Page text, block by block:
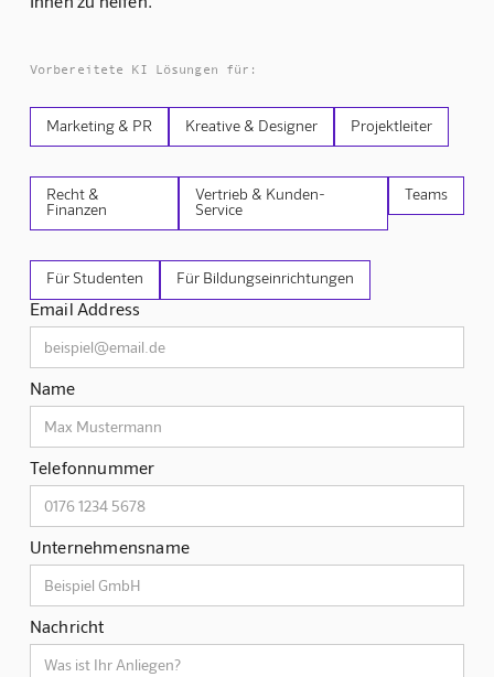
Vorbereitete KI Lösungen für:
Marketing & PR Kreative & Designer Projektleiter
Recht &
Finanzen
Vertrieb & Kunden-
Service
Teams
Für Studenten Für Bildungseinrichtungen
Email Address
Name
Telefonnummer
Unternehmensname
Nachricht